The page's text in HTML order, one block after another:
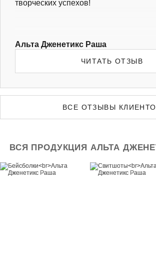
творческих успехов!
Альта Дженетикс Раша
ЧИТАТЬ ОТЗЫВ
ВСЕ ОТЗЫВЫ
ВСЯ ПРОДУКЦИЯ АЛЬТА